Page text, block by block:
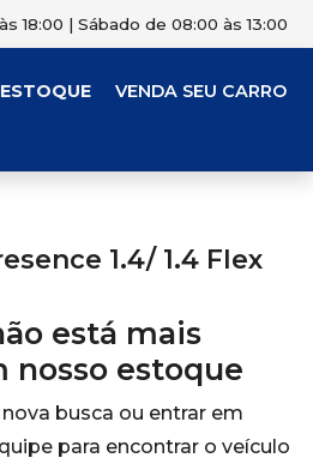
18:00 | Sábado de 08:00 às 13:00
ESTOQUE VENDA SEU CARRO
1.4/ 1.4 Flex
está mais
nosso estoque
busca ou entrar em
para encontrar o veículo